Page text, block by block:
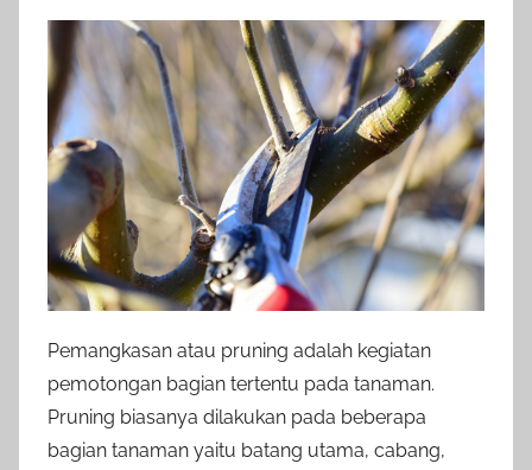
Pemangkasan atau pruning adalah kegiatan
pemotongan bagian tertentu pada tanaman.
Pruning biasanya dilakukan pada beberapa
bagian tanaman yaitu batang utama, cabang,